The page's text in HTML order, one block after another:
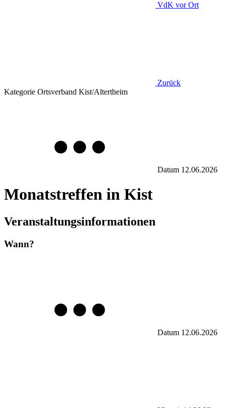
VdK vor Ort
Zurück
Kategorie Ortsverband Kist/Altertheim
Datum 12.06.2026
Monatstreffen in Kist
Veranstaltungsinformationen
Wann?
Datum 12.06.2026